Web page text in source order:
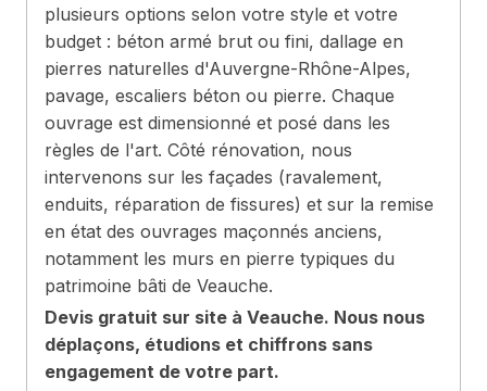
plusieurs options selon votre style et votre
budget : béton armé brut ou fini, dallage en
pierres naturelles d'Auvergne-Rhône-Alpes,
pavage, escaliers béton ou pierre. Chaque
ouvrage est dimensionné et posé dans les
règles de l'art. Côté rénovation, nous
intervenons sur les façades (ravalement,
enduits, réparation de fissures) et sur la remise
en état des ouvrages maçonnés anciens,
notamment les murs en pierre typiques du
patrimoine bâti de Veauche.
Devis gratuit sur site à Veauche. Nous nous
déplaçons, étudions et chiffrons sans
engagement de votre part.